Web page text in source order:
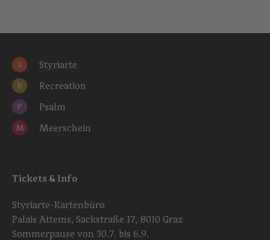
S Styriarte
R Recreation
P Psalm
M Meerschein
Tickets & Info
Styriarte-Kartenbüro
Palais Attems, Sackstraße 17, 8010 Graz
Sommerpause von 30.7. bis 6.9.